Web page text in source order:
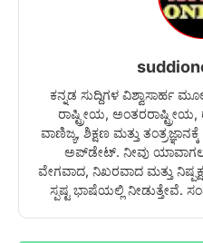
ಕನ್ನಡ ಸುದ್ದಿಗಳ ವಿಶ್ವಾಸಾರ್ಹ
ರಾಷ್ಟ್ರೀಯ,
ವಾಣಿಜ್ಯ, ಶಿಕ್ಷಣ ಮತ್ತು
ಅಪ್‌ಡೇಟ್. ನೀವು
ವೇಗವಾದ, ನಿಖರವಾದ ಮತ್ತು
ಸ್ಪಷ್ಟ ಭಾಷೆಯಲ್ಲಿ ನೀಡುತ್ತೇವೆ.